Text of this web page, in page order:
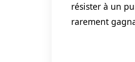
résister à un
rarement